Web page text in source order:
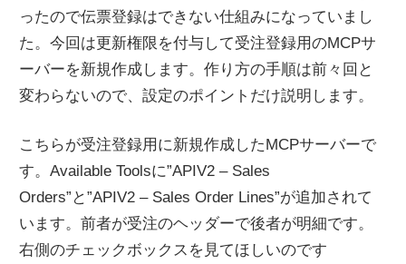
ったので伝票登録はできない仕組みになっていまし
た。今回は更新権限を付与して受注登録用のMCPサ
ーバーを新規作成します。作り方の手順は前々回と
変わらないので、設定のポイントだけ説明します。
こちらが受注登録用に新規作成したMCPサーバーで
す。Available Toolsに”APIV2 – Sales
Orders”と”APIV2 – Sales Order Lines”が追加されて
います。前者が受注のヘッダーで後者が明細です。
右側のチェックボックスを見てほしいのです